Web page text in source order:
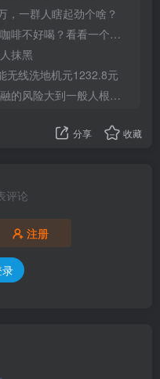
，一群人瞎起劲个啥？
？看看一个自媒体博主的分享
抹黑
无线洗地机元1232.8元
险大到一般人根本承受不起
分享 收藏
评论
注册